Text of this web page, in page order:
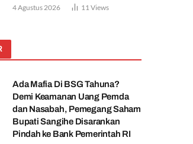
4 Agustus 2026 11 Views
Ada Mafia Di BSG Tahuna?
Demi Keamanan Uang Pemda
dan Nasabah, Pemegang Saham
Bupati Sangihe Disarankan
Pindah ke Bank Pemerintah RI